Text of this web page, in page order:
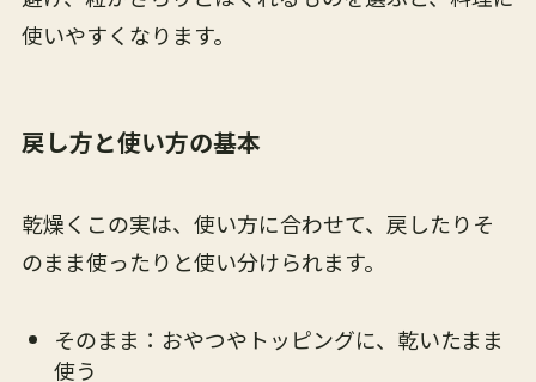
使いやすくなります。
戻し方と使い方の基本
乾燥くこの実は、使い方に合わせて、戻したりそ
のまま使ったりと使い分けられます。
そのまま：おやつやトッピングに、乾いたまま
使う